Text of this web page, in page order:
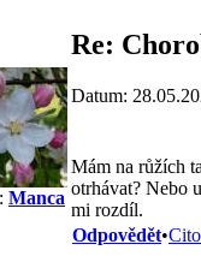
Manca
Re:
Datum:
Mám na růžích
otrhávat? Nebo
mi rozdíl.
Odpovědět•